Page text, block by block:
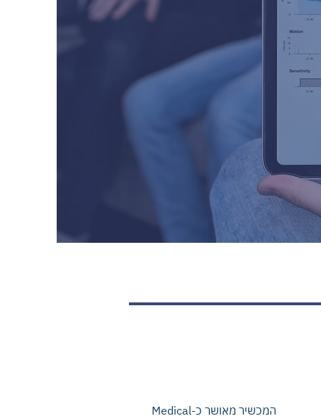
המכשיר מאושר כ-Medical